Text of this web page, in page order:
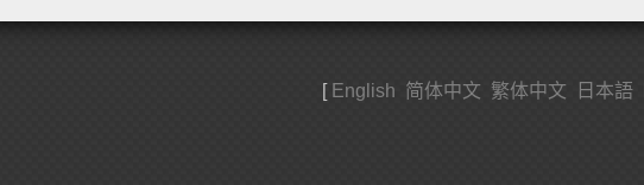
[ English 简体中文 繁体中文 日本語